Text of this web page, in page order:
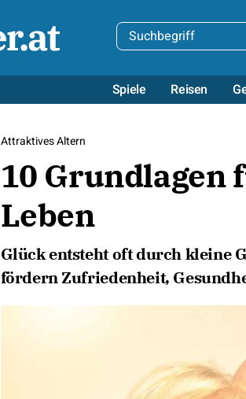
Spiele Reisen
Attraktives Altern
10 Grundlagen
Leben
Glück entsteht oft durch kleine
fördern Zufriedenheit,